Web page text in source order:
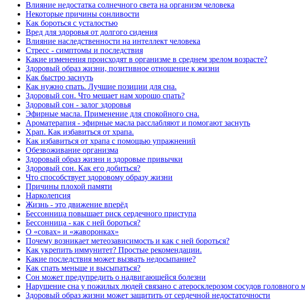
Влияние недостатка солнечного света на организм человека
Некоторые причины сонливости
Как бороться с усталостью
Вред для здоровья от долгого сидения
Влияние наследственности на интеллект человека
Стресс - симптомы и последствия
Какие изменения происходят в организме в среднем зрелом возрасте?
Здоровый образ жизни, позитивное отношение к жизни
Как быстро заснуть
Как нужно спать. Лучшие позиции для сна.
Здоровый сон. Что мешает нам хорошо спать?
Здоровый сон - залог здоровья
Эфирные масла. Применение для спокойного сна.
Ароматерапия - эфирные масла расслабляют и помогают заснуть
Храп. Как избавиться от храпа.
Как избавиться от храпа с помощью упражнений
Обезвоживание организма
Здоровый образ жизни и здоровые привычки
Здоровый сон. Как его добиться?
Что способствует здоровому образу жизни
Причины плохой памяти
Нарколепсия
Жизнь - это движение вперёд
Бессонница повышает риск сердечного приступа
Бессонница - как с ней бороться?
О «совах» и «жаворонках»
Почему возникает метеозависимость и как с ней бороться?
Как укрепить иммунитет? Простые рекомендации.
Какие последствия может вызвать недосыпание?
Как спать меньше и высыпаться?
Сон может предупредить о надвигающейся болезни
Нарушение сна у пожилых людей связано с атеросклерозом сосудов головного
Здоровый образ жизни может защитить от сердечной недостаточности